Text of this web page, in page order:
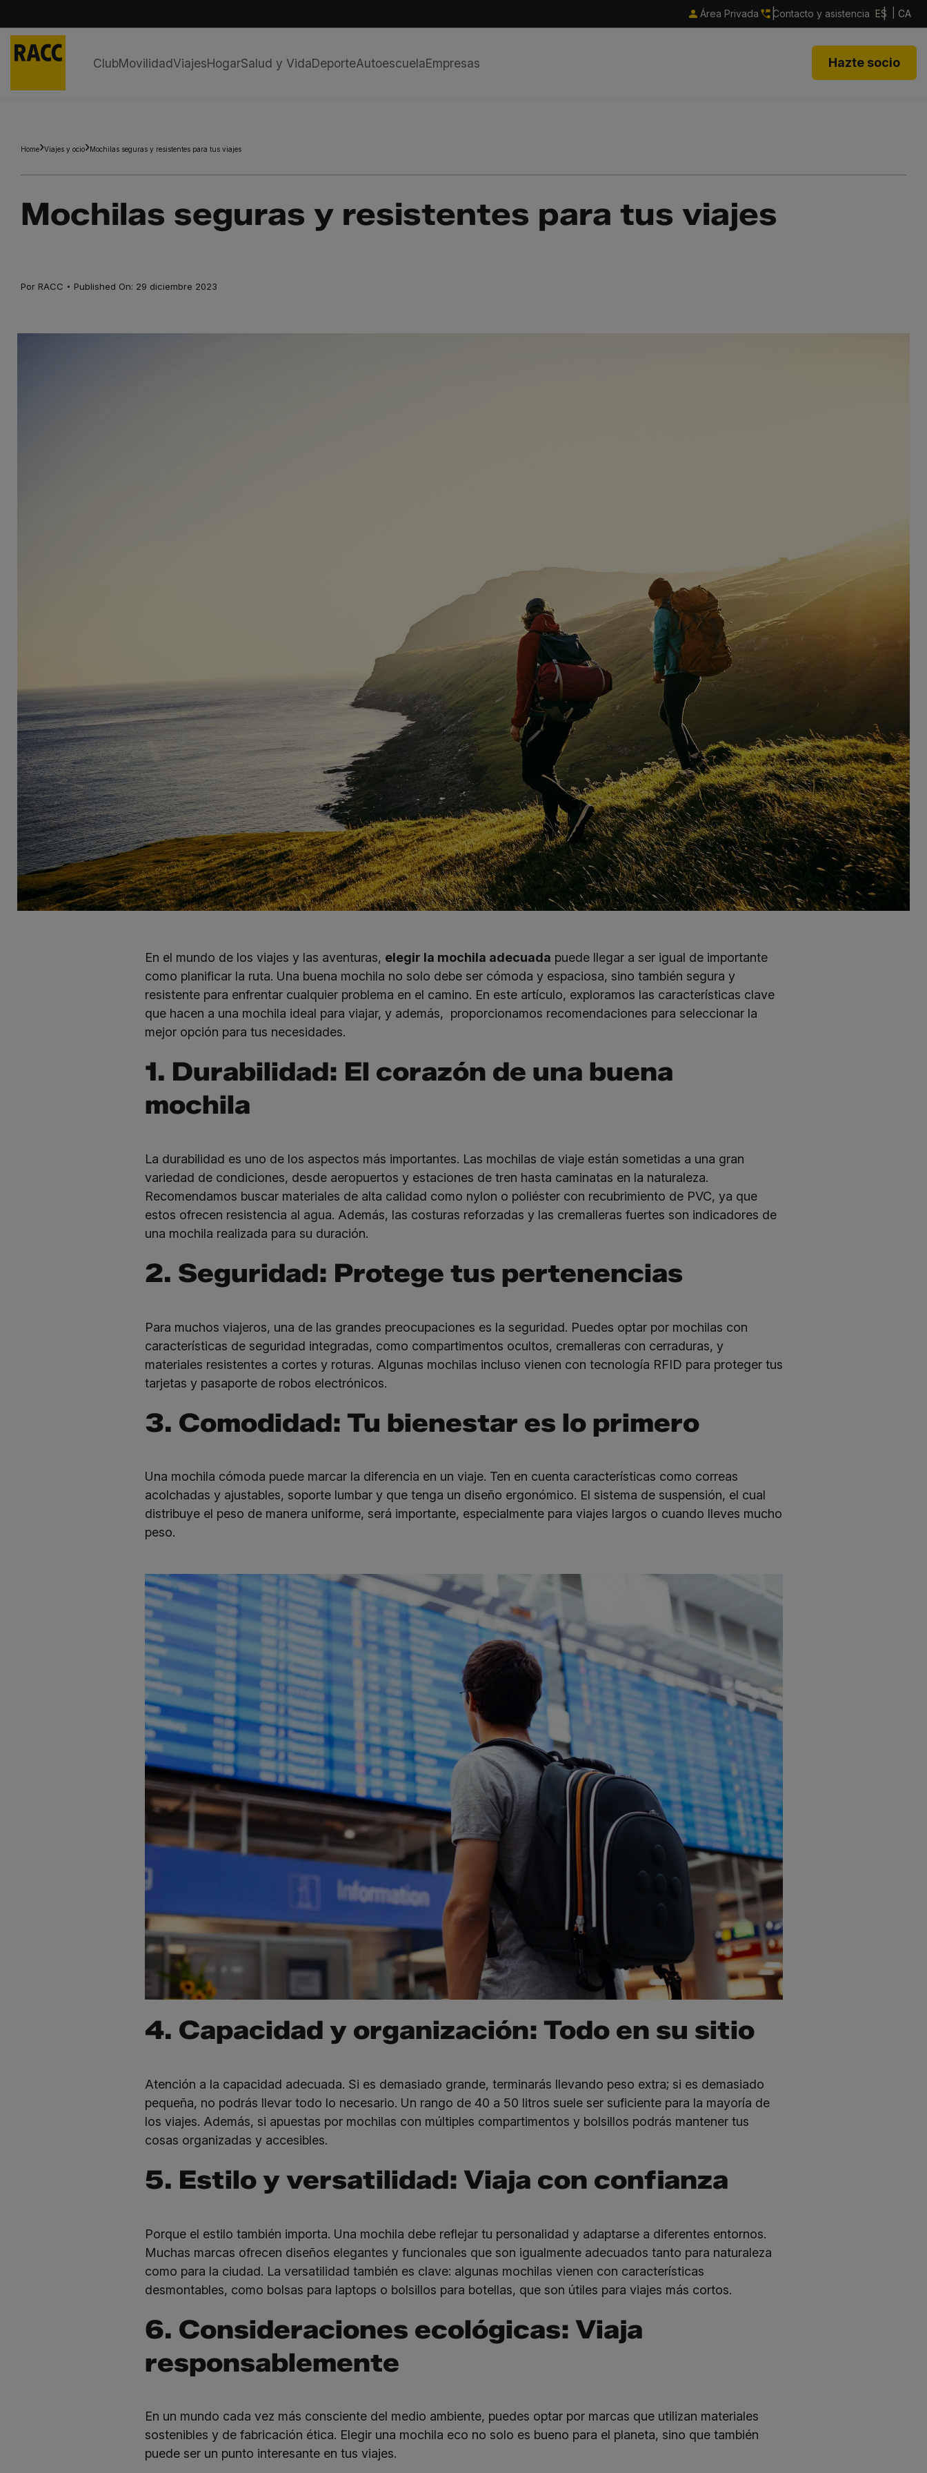
Área Privada Contacto y asistencia ES CA
ClubMovilidadViajesHogarSalud y VidaDeporteAutoescuelaEmpresas Hazte socio
contenido
Home Viajes y ocio Mochilas seguras y resistentes para tus viajes
Mochilas seguras y resistentes para tus viajes
Por RACC · Published On: 29 diciembre 2023
En el mundo de los viajes y las aventuras, elegir la mochila adecuada puede llegar a ser igual de importante
como planificar la ruta. Una buena mochila no solo debe ser cómoda y espaciosa, sino también segura y
resistente para enfrentar cualquier problema en el camino. En este artículo, exploramos las características clave
que hacen a una mochila ideal para viajar, y además, proporcionamos recomendaciones para seleccionar la
mejor opción para tus necesidades.
1. Durabilidad: El corazón de una buena
mochila
La durabilidad es uno de los aspectos más importantes. Las mochilas de viaje están sometidas a una gran
variedad de condiciones, desde aeropuertos y estaciones de tren hasta caminatas en la naturaleza.
Recomendamos buscar materiales de alta calidad como nylon o poliéster con recubrimiento de PVC, ya que
estos ofrecen resistencia al agua. Además, las costuras reforzadas y las cremalleras fuertes son indicadores de
una mochila realizada para su duración.
2. Seguridad: Protege tus pertenencias
Para muchos viajeros, una de las grandes preocupaciones es la seguridad. Puedes optar por mochilas con
características de seguridad integradas, como compartimentos ocultos, cremalleras con cerraduras, y
materiales resistentes a cortes y roturas. Algunas mochilas incluso vienen con tecnología RFID para proteger tus
tarjetas y pasaporte de robos electrónicos.
3. Comodidad: Tu bienestar es lo primero
Una mochila cómoda puede marcar la diferencia en un viaje. Ten en cuenta características como correas
acolchadas y ajustables, soporte lumbar y que tenga un diseño ergonómico. El sistema de suspensión, el cual
distribuye el peso de manera uniforme, será importante, especialmente para viajes largos o cuando lleves mucho
peso.
4. Capacidad y organización: Todo en su sitio
Atención a la capacidad adecuada. Si es demasiado grande, terminarás llevando peso extra; si es demasiado
pequeña, no podrás llevar todo lo necesario. Un rango de 40 a 50 litros suele ser suficiente para la mayoría de
los viajes. Además, si apuestas por mochilas con múltiples compartimentos y bolsillos podrás mantener tus
cosas organizadas y accesibles.
5. Estilo y versatilidad: Viaja con confianza
Porque el estilo también importa. Una mochila debe reflejar tu personalidad y adaptarse a diferentes entornos.
Muchas marcas ofrecen diseños elegantes y funcionales que son igualmente adecuados tanto para naturaleza
como para la ciudad. La versatilidad también es clave: algunas mochilas vienen con características
desmontables, como bolsas para laptops o bolsillos para botellas, que son útiles para viajes más cortos.
6. Consideraciones ecológicas: Viaja
responsablemente
En un mundo cada vez más consciente del medio ambiente, puedes optar por marcas que utilizan materiales
sostenibles y de fabricación ética. Elegir una mochila eco no solo es bueno para el planeta, sino que también
puede ser un punto interesante en tus viajes.